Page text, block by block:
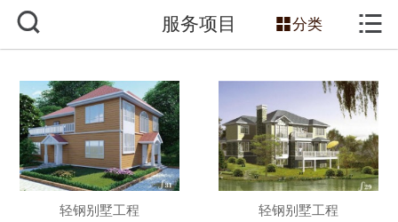
网站首页
服务项目
主营产品
新闻动态
服务项目 分类 


轻钢别墅工程 轻钢别墅工程